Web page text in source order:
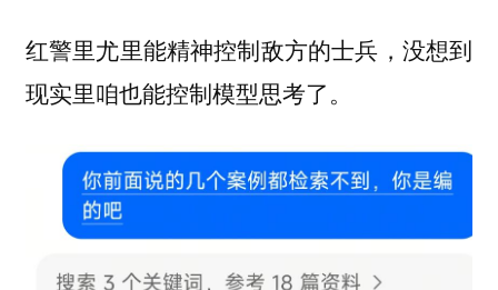
红警里尤里能精神控制敌方的士兵，没想到
现实里咱也能控制模型思考了。